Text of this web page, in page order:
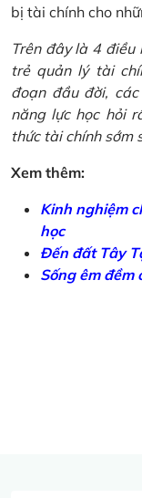
bị tài chính cho
Trên đây là 4 điều
trẻ quản lý tài
đoạn đầu đời,
năng lực học hỏi
thức tài chính sớm
Xem thêm:
Kinh nghiệm
học
Đến đất Tây
Sống êm đềm